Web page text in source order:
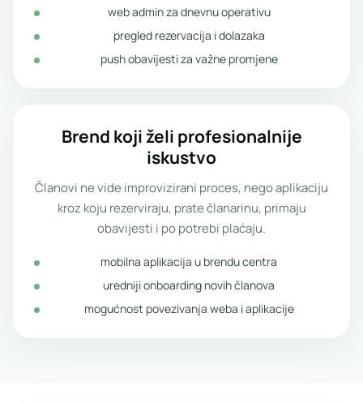
web admin za dnevnu operativu
pregled rezervacija i dolazaka
push obavijesti za važne promjene
Brend koji želi profesionalnije
iskustvo
Članovi ne vide improvizirani proces, nego aplikaciju
kroz koju rezerviraju, prate članarinu, primaju
obavijesti i po potrebi plaćaju.
mobilna aplikacija u brendu centra
uredniji onboarding novih članova
mogućnost povezivanja weba i aplikacije